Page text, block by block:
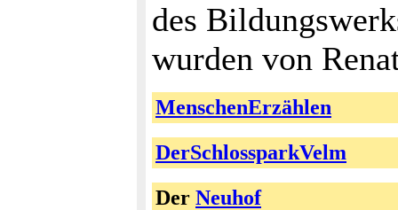
des
wurden von
MenschenErzählen
DerSchlossparkVelm
Der Neuhof